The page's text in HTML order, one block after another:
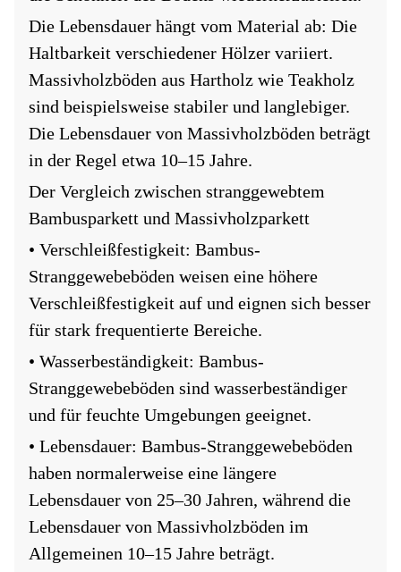
Die Lebensdauer hängt vom Material ab: Die
Haltbarkeit verschiedener Hölzer variiert.
Massivholzböden aus Hartholz wie Teakholz
sind beispielsweise stabiler und langlebiger.
Die Lebensdauer von Massivholzböden beträgt
in der Regel etwa 10–15 Jahre.
Der Vergleich zwischen stranggewebtem
Bambusparkett und Massivholzparkett
• Verschleißfestigkeit: Bambus-
Stranggewebeböden weisen eine höhere
Verschleißfestigkeit auf und eignen sich besser
für stark frequentierte Bereiche.
• Wasserbeständigkeit: Bambus-
Stranggewebeböden sind wasserbeständiger
und für feuchte Umgebungen geeignet.
• Lebensdauer: Bambus-Stranggewebeböden
haben normalerweise eine längere
Lebensdauer von 25–30 Jahren, während die
Lebensdauer von Massivholzböden im
Allgemeinen 10–15 Jahre beträgt.